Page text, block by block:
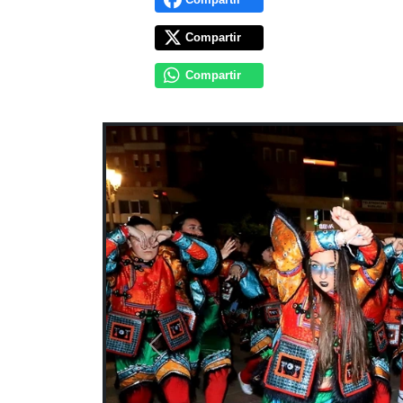
Compartir
Compartir
Previous